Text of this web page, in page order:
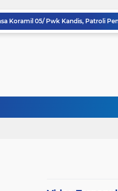
Koptu K. Sitohang Melakukan